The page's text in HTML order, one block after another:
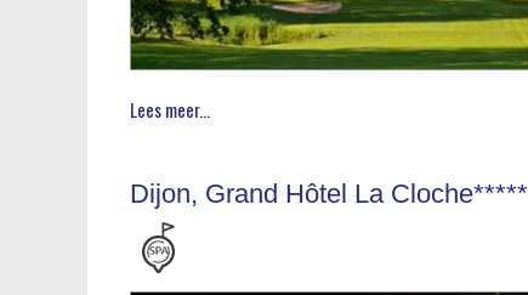
Lees meer...
Dijon, Grand Hôtel La Cloche*****